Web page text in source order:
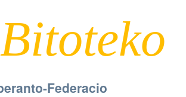
Bitoteko
Federacio